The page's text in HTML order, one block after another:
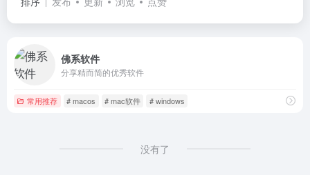
佛系软件
分享精而简的优秀软件
常用推荐 # macos # mac软件 # windows
没有了